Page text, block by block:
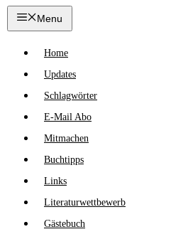
Zum
Inhalt
Menu
Home
Updates
Schlagwörter
E-Mail Abo
Mitmachen
Buchtipps
Links
Literaturwettbewerb
Gästebuch